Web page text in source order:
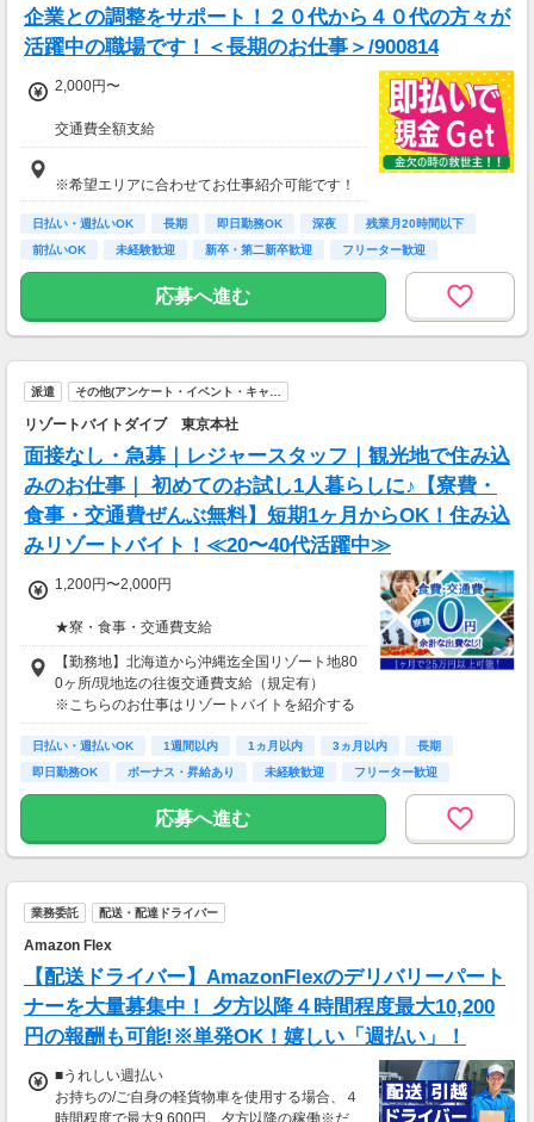
企業との調整をサポート！２０代から４０代の方々が
活躍中の職場です！＜長期のお仕事＞/900814
2,000円〜
交通費全額支給
即払い制度有
※希望エリアに合わせてお仕事紹介可能です！
日払い・週払いOK 長期 即日勤務OK 深夜
残業月20時間以下
前払いOK
未経験歓迎 新卒・第二新卒歓迎 フリーター歓迎
応募へ進む
派遣 その他(アンケート・イベント・キャ…
リゾートバイトダイブ 東京本社
面接なし・急募｜レジャースタッフ｜観光地で住み込
みのお仕事｜ 初めてのお試し1人暮らしに♪【寮費・
食事・交通費ぜんぶ無料】短期1ヶ月からOK！住み込
みリゾートバイト！≪20〜40代活躍中≫
1,200円〜2,000円
★寮・食事・交通費支給
住み込みのお仕事のため、以下の補助がありま
す。
・寮費・光熱費無料（個室あり）
・食事無料
・往復交通費支給（上限あり）
※勤務地による
生活費がかからないので、働いた分のほとんど
を貯金にまわすことができます！
▼月収例
25万5,300円
＝(時給1,200円×8h＋残業1h)×23日
▼貯金の目安
＜リゾートバイト＞
住まい ：無料
水道光熱費：無料
食費 ：無料
スマホ ：0.5万円
【勤務地】北海道から沖縄迄全国リゾート地80
0ヶ所/現地迄の往復交通費支給（規定有）
※こちらのお仕事はリゾートバイトを紹介する
募集となっており実際に募集がある勤務地と異
なる場合がございます。
カウンセリングでご希望条件をお伺いし、全国
★お仕事開始までの流れ★
日払い・週払いOK 1週間以内 1ヵ月以内 3ヵ月以内
長期
即日勤務OK
ボーナス・昇給あり 未経験歓迎 フリーター歓迎
応募へ進む
業務委託 配送・配達ドライバー
Amazon Flex
【配送ドライバー】AmazonFlexのデリバリーパート
ナーを大量募集中！ 夕方以降４時間程度最大10,200
円の報酬も可能!※単発OK！嬉しい「週払い」！
■うれしい週払い
お持ちの/ご自身の軽貨物車を使用する場合、４
時間程度で最大9,600円。夕方以降の稼働※だ